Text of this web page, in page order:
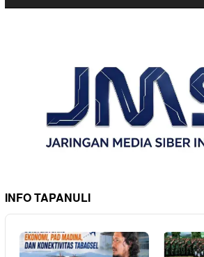
INFO TAPANULI